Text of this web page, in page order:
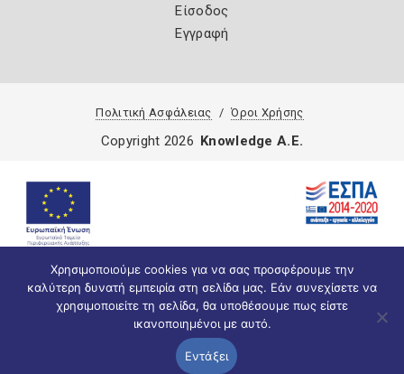
Είσοδος
Εγγραφή
Πολιτική Ασφάλειας Όροι Χρήσης
Χρησιμοποιούμε cookies για να σας προσφέρουμε την
καλύτερη δυνατή εμπειρία στη σελίδα μας. Εάν συνεχίσετε να
χρησιμοποιείτε τη σελίδα, θα υποθέσουμε πως είστε
ικανοποιημένοι με αυτό.
Εντάξει
Copyright 2026 Knowledge A.E.